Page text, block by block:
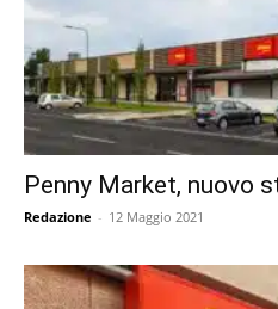
Penny Market, nuovo
Redazione - 12 Maggio 2021